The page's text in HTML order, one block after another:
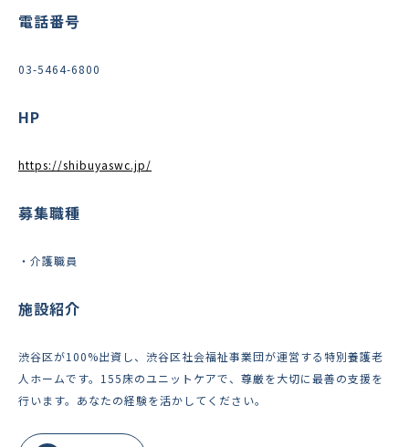
電話番号
03-5464-6800
HP
https://shibuyaswc.jp/
募集職種
・介護職員
施設紹介
渋谷区が100%出資し、渋谷区社会福祉事業団が運営する特別養護老
人ホームです。155床のユニットケアで、尊厳を大切に最善の支援を
行います。あなたの経験を活かしてください。